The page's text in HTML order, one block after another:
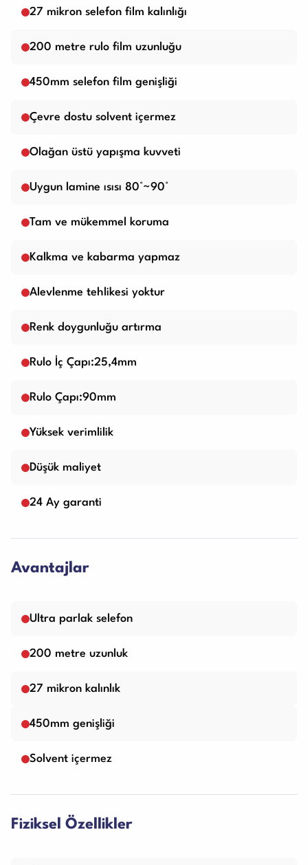
27 mikron selefon film kalınlığı
200 metre rulo film uzunluğu
450mm selefon film genişliği
Çevre dostu solvent içermez
Olağan üstü yapışma kuvveti
Uygun lamine ısısı 80°~90°
Tam ve mükemmel koruma
Kalkma ve kabarma yapmaz
Alevlenme tehlikesi yoktur
Renk doygunluğu artırma
Rulo İç Çapı:25,4mm
Rulo Çapı:90mm
Yüksek verimlilik
Düşük maliyet
24 Ay garanti
Avantajlar
Ultra parlak selefon
200 metre uzunluk
27 mikron kalınlık
450mm genişliği
Solvent içermez
Fiziksel Özellikler